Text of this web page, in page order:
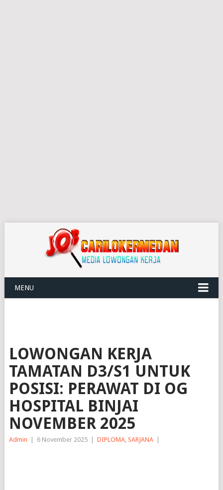
MENU
LOWONGAN KERJA
TAMATAN D3/S1 UNTUK
POSISI: PERAWAT DI OG
HOSPITAL BINJAI
NOVEMBER 2025
Admin 6 November 2025 DIPLOMA, SARJANA